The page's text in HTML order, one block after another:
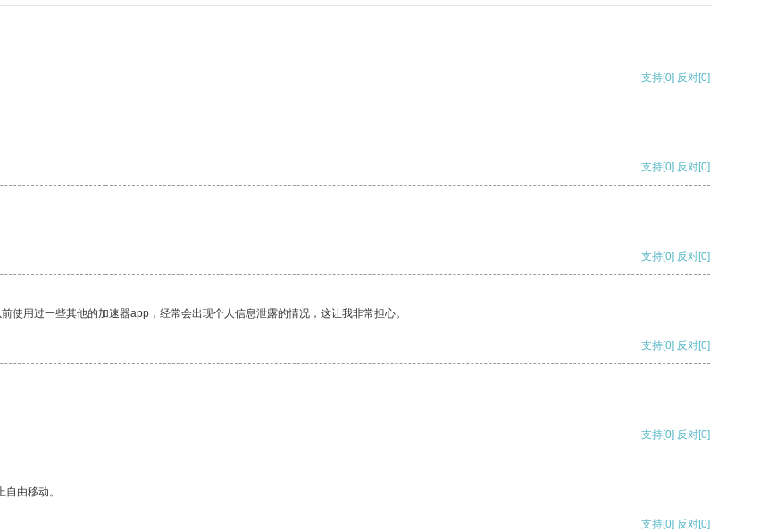
支持[0] 反对[0]
支持[0] 反对[0]
支持[0] 反对[0]
用过一些其他的加速器app，经常会出现个人信息泄露的情况，这让我非常担心。
支持[0] 反对[0]
支持[0] 反对[0]
由移动。
支持[0] 反对[0]